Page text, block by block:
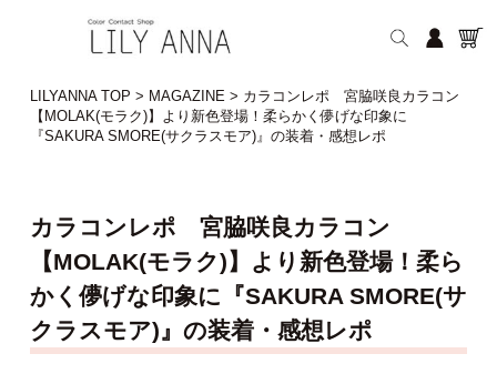
LILYANNA TOP > MAGAZINE> カラコンレポ 宮脇咲良カラコン
【MOLAK(モラク)】より新色登場！柔らかく儚げな印象に
『SAKURA SMORE(サクラスモア)』の装着・感想レポ
カラコンレポ 宮脇咲良カラコン
【MOLAK(モラク)】より新色登場！柔ら
かく儚げな印象に『SAKURA SMORE(サ
クラスモア)』の装着・感想レポ